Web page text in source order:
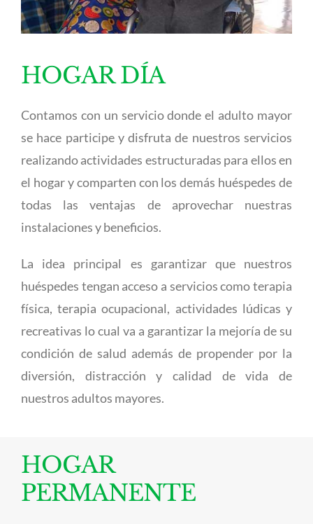
HOGAR DÍA
Contamos con un servicio donde el adulto mayor
se hace participe y disfruta de nuestros servicios
realizando actividades estructuradas para ellos en
el hogar y comparten con los demás huéspedes de
todas las ventajas de aprovechar nuestras
instalaciones y beneficios.
La idea principal es garantizar que nuestros
huéspedes tengan acceso a servicios como terapia
física, terapia ocupacional, actividades lúdicas y
recreativas lo cual va a garantizar la mejoría de su
condición de salud además de propender por la
diversión, distracción y calidad de vida de
nuestros adultos mayores.
HOGAR
PERMANENTE